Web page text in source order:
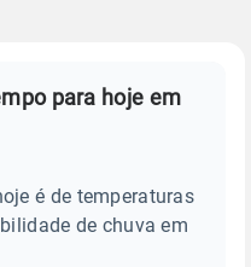
para hoje em
é de temperaturas
de chuva em